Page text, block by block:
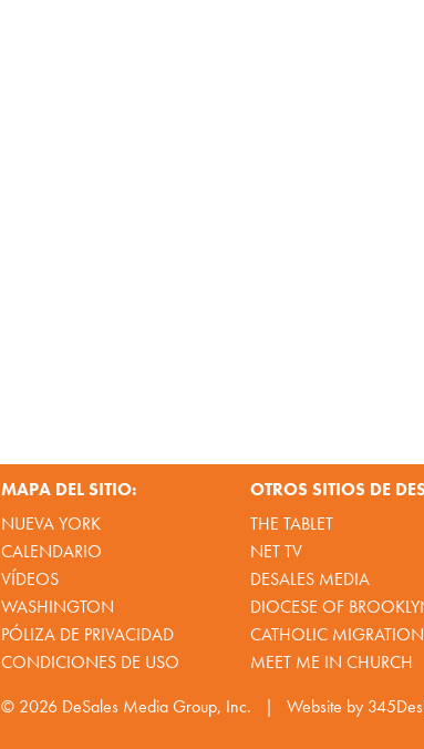
MAPA DEL SITIO:
NUEVA YORK
CALENDARIO
VÍDEOS
WASHINGTON
PÓLIZA DE PRIVACIDAD
CONDICIONES DE USO
OTROS SITIOS DE
THE TABLET
NET TV
DESALES MEDIA
DIOCESE OF
CATHOLIC MIGRATION
MEET ME IN CHURCH
© 2026 DeSales Media Group, Inc. | Website by